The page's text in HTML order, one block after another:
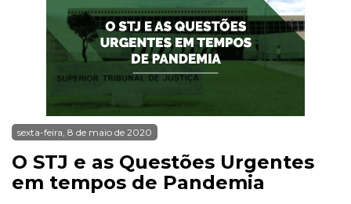
sexta-feira, 8 de maio de 2020
O STJ e as Questões Urgentes
em tempos de Pandemia